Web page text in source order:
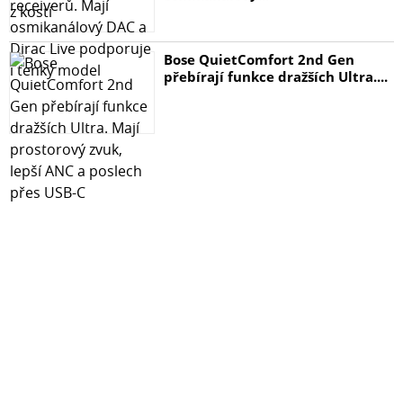
Podobný výrobek. Nabídku Suunto Core doplňuje také
exklusivní řada podobně vybavených modelů Suunto
Essential s výraznou lunetou.
Ovládání
Ovládání je jednoduché pomocí pěti tlačítek. Menu je
možné nastavit ve čtyřech světových jazycích: angličtině,
němčině, francouzštině a španělštině.
Bose QuietComfort 2nd Gen
přebírají funkce dražších Ultra....